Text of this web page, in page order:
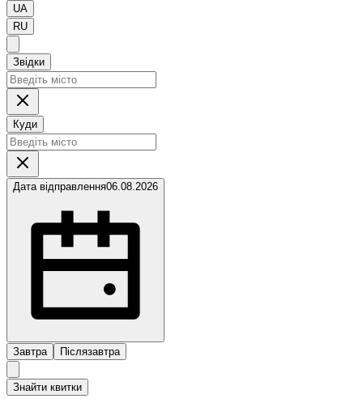
UA
RU
Звідки
Куди
Дата відправлення06.08.2026
Завтра Післязавтра
Знайти квитки